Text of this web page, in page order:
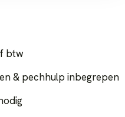
btw
& pechhulp inbegrepen